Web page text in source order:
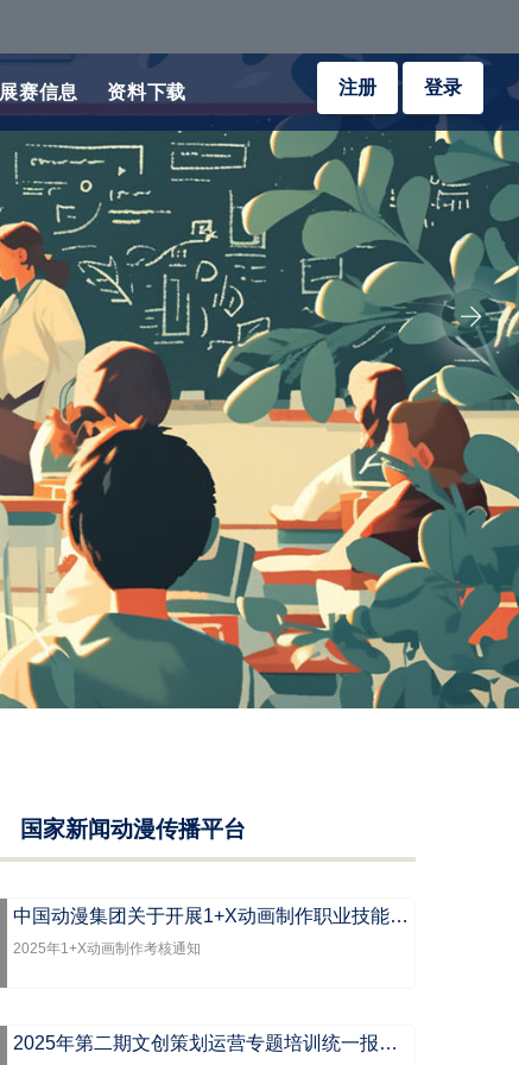
展赛信息 资料下载 注册 登录
国家新闻动漫传播平台
中国动漫集团关于开展1+X动画制作职业技能等级证书2025年考核工作的通知
2025年1+X动画制作考核通知
2025年第二期文创策划运营专题培训统一报考公告